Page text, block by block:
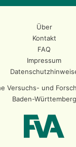
Über
Kontakt
FAQ
Impressum
Versuchs- und
Baden-Württemberg